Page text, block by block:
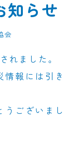
知らせ
会
れました。
報には引き
うございまし